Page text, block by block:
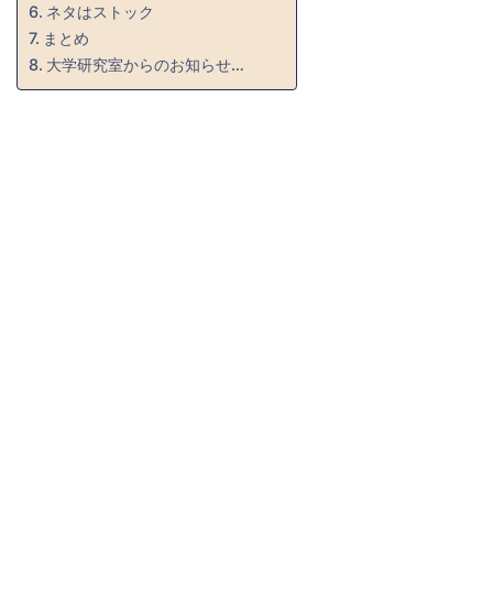
ネタはストック
まとめ
大学研究室からのお知らせ…